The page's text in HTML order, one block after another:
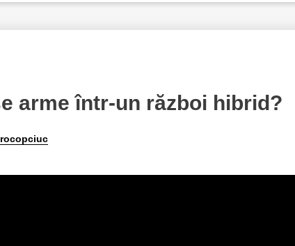
arme într-un război hibrid?